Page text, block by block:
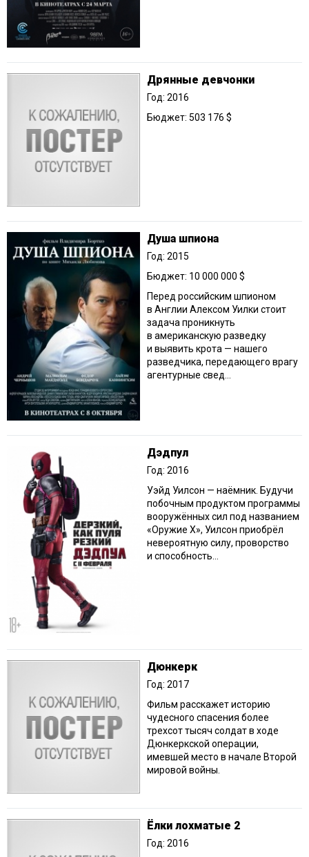
Дрянные девчонки
Год: 2016
Бюджет: 503 176 $
Душа шпиона
Год: 2015
Бюджет: 10 000 000 $
Перед российским шпионом
в Англии Алексом Уилки стоит
задача проникнуть
в американскую разведку
и выявить крота — нашего
разведчика, передающего врагу
агентурные свед...
Дэдпул
Год: 2016
Уэйд Уилсон — наёмник. Будучи
побочным продуктом программы
вооружённых сил под названием
«Оружие X», Уилсон приобрёл
невероятную силу, проворство
и способность...
Дюнкерк
Год: 2017
Фильм расскажет историю
чудесного спасения более
трехсот тысяч солдат в ходе
Дюнкеркской операции,
имевшей место в начале Второй
мировой войны.
Ёлки лохматые 2
Год: 2016